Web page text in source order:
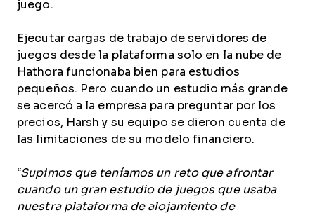
juego.
Ejecutar cargas de trabajo de servidores de
juegos desde la plataforma solo en la nube de
Hathora funcionaba bien para estudios
pequeños. Pero cuando un estudio más grande
se acercó a la empresa para preguntar por los
precios, Harsh y su equipo se dieron cuenta de
las limitaciones de su modelo financiero.
“Supimos que teníamos un reto que afrontar
cuando un gran estudio de juegos que usaba
nuestra plataforma de alojamiento de